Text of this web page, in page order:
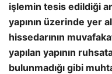
işlemin tesis edildiği
yapının üzerinde yer
hissedarının
yapılan yapının
bulunmadığı gibi